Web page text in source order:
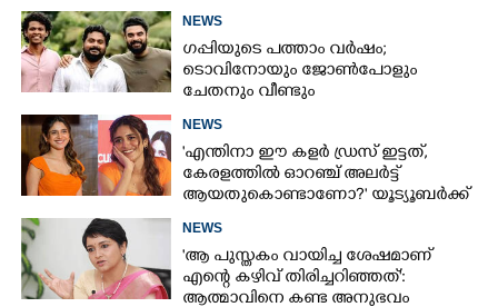
NEWS
ഗപ്പിയുടെ പത്താം വർഷം;​
ടൊവിനോയും ജോൺപോളും
ചേതനും വീണ്ടും
NEWS
'എന്തിനാ ഈ കളർ ഡ്രസ് ഇട്ടത്,
കേരളത്തിൽ ഓറഞ്ച് അല‌ർട്ട്
ആയതുകൊണ്ടാണോ?' യൂട്യൂബർക്ക്
NEWS
'ആ പുസ്തകം വായിച്ച ശേഷമാണ്
എന്റെ കഴിവ് തിരിച്ചറിഞ്ഞത്':
ആത്മാവിനെ കണ്ട അനുഭവം